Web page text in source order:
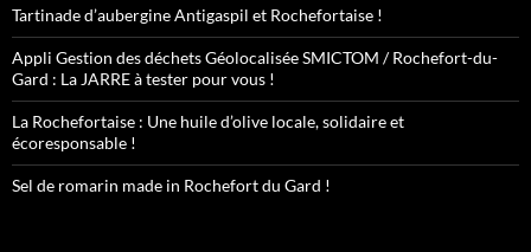
Tartinade d’aubergine Antigaspil et Rochefortaise !
Appli Gestion des déchets Géolocalisée SMICTOM / Rochefort-du-
Gard : La JARRE à tester pour vous !
La Rochefortaise : Une huile d’olive locale, solidaire et
écoresponsable !
Sel de romarin made in Rochefort du Gard !